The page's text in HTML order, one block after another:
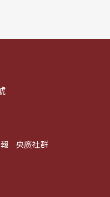
央廣社群